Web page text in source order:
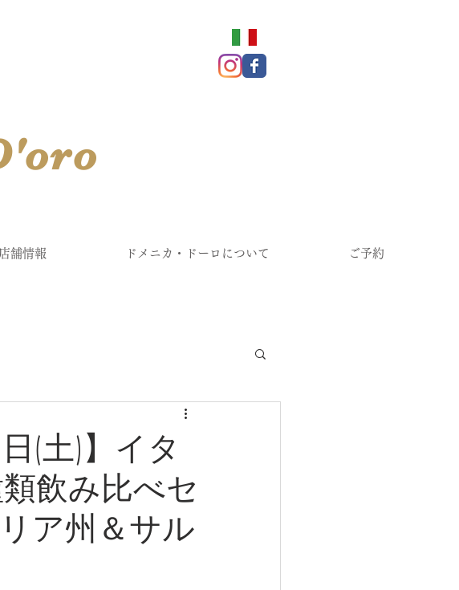
oro
舗情報 ドメニカ・ドーロについて ご予約
(土)】イタ
飲み比べセ
ア州＆サル